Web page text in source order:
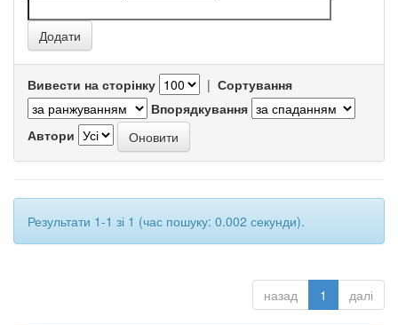
Вивести на сторінку | Сортування
Впорядкування
Автори
Результати 1-1 зі 1 (час пошуку: 0.002 секунди).
назад 1 далі